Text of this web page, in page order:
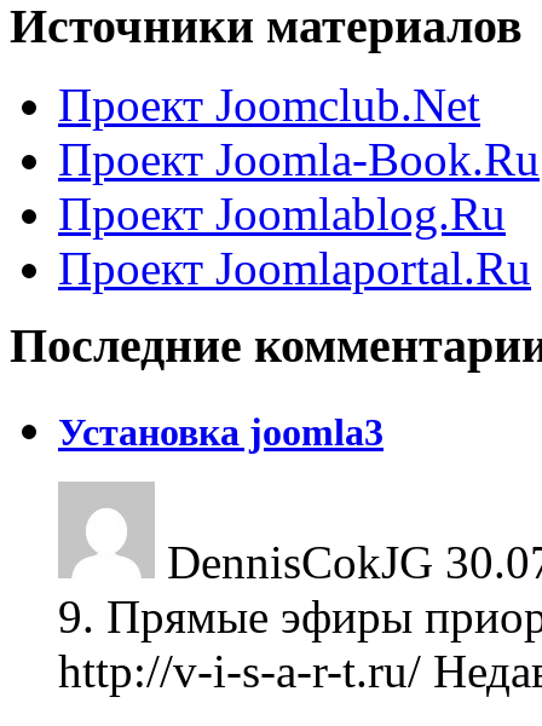
Источники материалов
Проект Joomclub.Net
Проект Joomla-Book.Ru
Проект Joomlablog.Ru
Проект Joomlaportal.Ru
Последние
Установка joomla3
DennisCokJG
9. Прямые эфиры
http://v-i-s-a-r-t.ru/